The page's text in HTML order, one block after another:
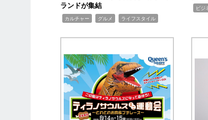
ランドが集結
カルチャー グルメ ライフスタイル
ビジ